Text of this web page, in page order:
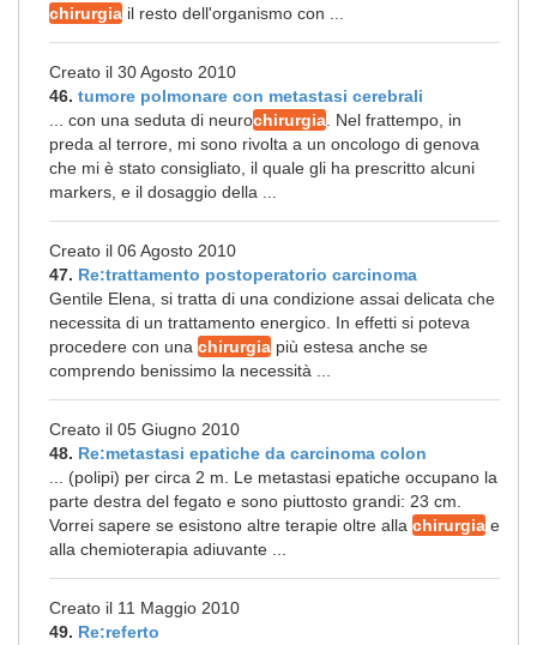
chirurgia il resto dell'organismo con ...
Creato il 30 Agosto 2010
46. tumore polmonare con metastasi cerebrali
... con una seduta di neurochirurgia . Nel frattempo, in
preda al terrore, mi sono rivolta a un oncologo di genova
che mi è stato consigliato, il quale gli ha prescritto alcuni
markers, e il dosaggio della ...
Creato il 06 Agosto 2010
47. Re:trattamento postoperatorio carcinoma
Gentile Elena, si tratta di una condizione assai delicata che
necessita di un trattamento energico. In effetti si poteva
procedere con una chirurgia più estesa anche se
comprendo benissimo la necessità ...
Creato il 05 Giugno 2010
48. Re:metastasi epatiche da carcinoma colon
... (polipi) per circa 2 m. Le metastasi epatiche occupano la
parte destra del fegato e sono piuttosto grandi: 23 cm.
Vorrei sapere se esistono altre terapie oltre alla chirurgia e
alla chemioterapia adiuvante ...
Creato il 11 Maggio 2010
49. Re:referto